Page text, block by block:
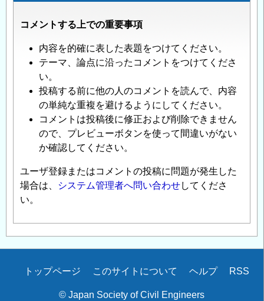
コメントする上での重要事項
内容を的確に表した表題をつけてください。
テーマ、論点に沿ったコメントをつけてくださ
い。
投稿する前に他の人のコメントを読んで、内容
の単純な重複を避けるようにしてください。
コメントは投稿後に修正および削除できません
ので、プレビューボタンを使って間違いがない
か確認してください。
ユーザ登録またはコメントの投稿に問題が発生した
場合は、
システム管理者へ問い合わせしてくださ
い。
Secondary
トップページ このサイトについて ヘルプ RSS
© Japan Society of Civil Engineers